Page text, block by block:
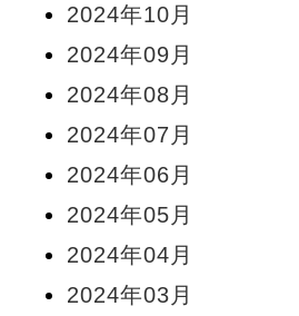
2024年10月
2024年09月
2024年08月
2024年07月
2024年06月
2024年05月
2024年04月
2024年03月